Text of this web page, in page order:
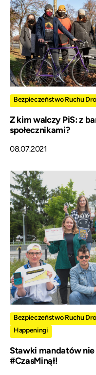
Bezpieczeństwo Ruchu
Z kim walczy PiS: z
społecznikami?
08.07.2021
Bezpieczeństwo Ruchu
Happeningi
Stawki mandatów nie
#CzasMinął!